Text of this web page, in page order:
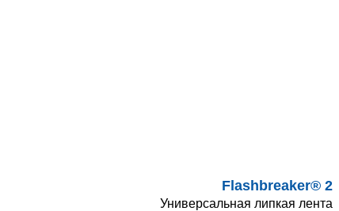
Flashbreaker® 2
Универсальная липкая лента